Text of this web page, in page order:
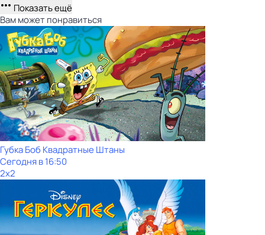
Показать ещё
Вам может понравиться
Губка Боб Квадратные Штаны
Сегодня в 16:50
2x2